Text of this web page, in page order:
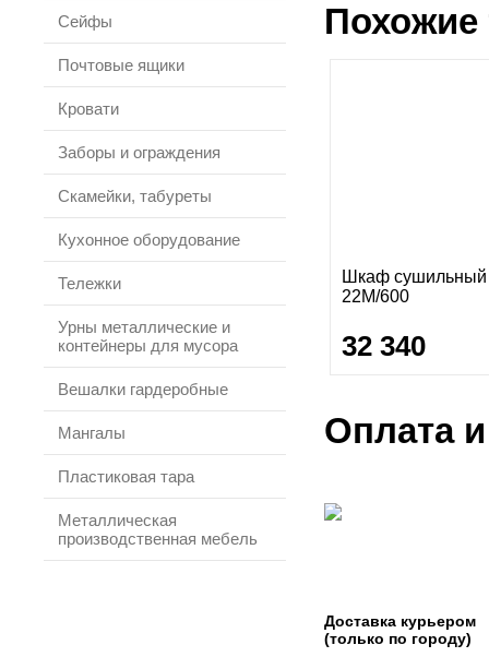
Сейфы
Почтовые ящики
Кровати
Заборы и ограждения
Скамейки, табуреты
Кухонное оборудование
Тележки
Урны металлические и
контейнеры для мусора
Вешалки гардеробные
Мангалы
Пластиковая тара
Металлическая
производственная мебель
Шкаф сушильный
22M/600
32 340
Оплата
Доставка курьером
(только по городу)